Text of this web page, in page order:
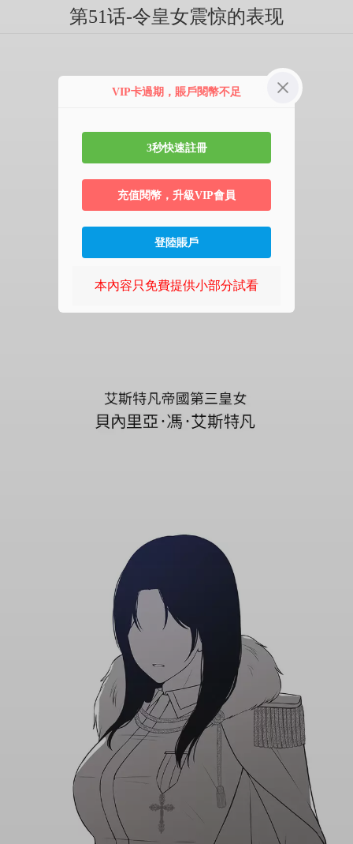
第51话-令皇女震惊的表现
VIP卡過期，賬戶閱幣不足
3秒快速註冊
充值閱幣，升級VIP會員
登陸賬戶
本內容只免費提供小部分試看